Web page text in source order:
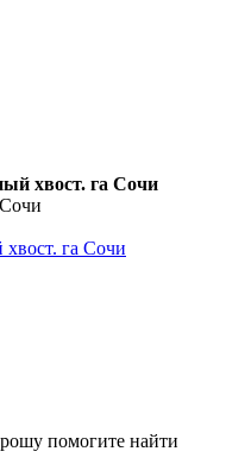
хвост. га Сочи
га Сочи
помогите найти